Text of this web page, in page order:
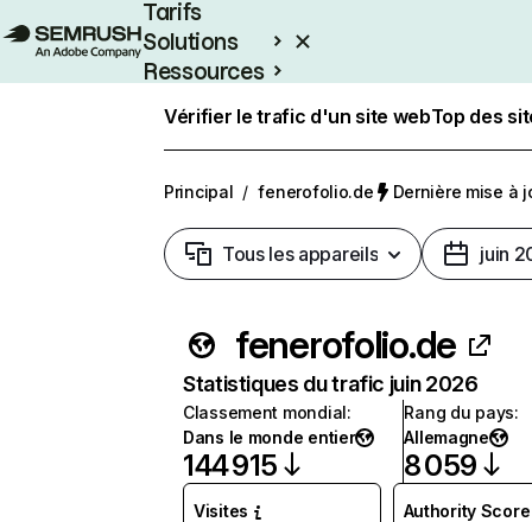
Tarifs
Solutions
Ressources
Vérifier le trafic d'un site webTop des
Principal / fenerofolio.de Dernière mise à
Tous les appareils juin
fenerofolio.de
Statistiques du trafic juin 2026
Classement mondial:
Dans le monde entier
144 915
Rang du pays:
Allemagne
8 059
Visites Authority Score